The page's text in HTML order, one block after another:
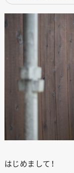
はじめまして！